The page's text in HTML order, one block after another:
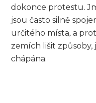
dokonce protestu.
jsou často silně
určitého místa, a
zemích lišit způsoby,
chápána.